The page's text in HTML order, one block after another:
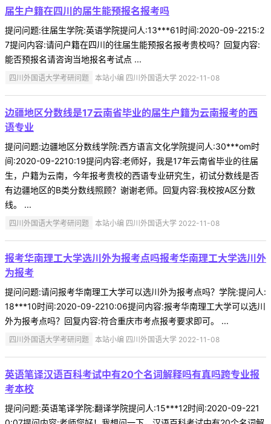
届生户籍在四川的届生能预报名报考吗
提问问题:往届生学院:英语学院提问人:13***61时间:2020-09-2215:2
7提问内容:请问户籍在四川的往届生能预报名报考贵校吗？回复内容:
能否预报名请咨询当地报名考试点 ...
四川外国语大学考研问题 本站小编 四川外国语大学 2022-11-08
边疆地区分数线是17云南省毕业的届生户籍为云南报考的西
语专业
提问问题:边疆地区分数线学院:西方语言文化学院提问人:30***om时
间:2020-09-2210:19提问内容:老师好，我是17年云南省毕业的往届
生，户籍为云南，今年报考贵校的西语专业研究生，初试分数线是否
有边疆地区的B类分数线照顾？谢谢老师。回复内容:我校按A区分数
线。 ...
四川外国语大学考研问题 本站小编 四川外国语大学 2022-11-08
报考华南理工大学选川外为报考点吗报考华南理工大学选川外
为报考
提问问题:请问报考华南理工大学可以选川外为报考点吗？学院:提问人:
18***10时间:2020-09-2210:06提问内容:报考华南理工大学可以选川
外为报考点吗？回复内容:符合重庆市考点报考要求即可。 ...
四川外国语大学考研问题 本站小编 四川外国语大学 2022-11-08
英语笔译汉语百科考试中有20个名词解释吗有真吗跨专业报
考本校
提问问题:英语笔译学院:翻译学院提问人:15***12时间:2020-09-221